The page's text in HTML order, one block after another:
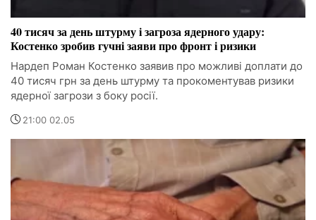
40 тисяч за день штурму і загроза ядерного удару:
Костенко зробив гучні заяви про фронт і ризики
Нардеп Роман Костенко заявив про можливі доплати до
40 тисяч грн за день штурму та прокоментував ризики
ядерної загрози з боку росії.
21:00 02.05